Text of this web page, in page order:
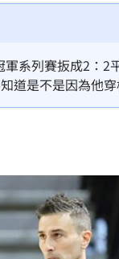
11:15
聲 11:08
11:08
11:06
系列賽扳成2：2
道是不是因為他穿